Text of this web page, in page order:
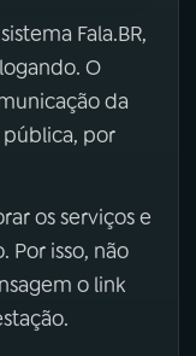
Fala.BR,
O
da
por
os serviços e
Por isso, não
o link